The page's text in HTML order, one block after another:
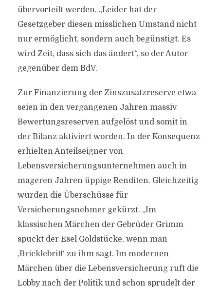
übervorteilt werden. „Leider hat der
Gesetzgeber diesen misslichen Umstand nicht
nur ermöglicht, sondern auch begünstigt. Es
wird Zeit, dass sich das ändert“, so der Autor
gegenüber dem BdV.
Zur Finanzierung der Zinszusatzreserve etwa
seien in den vergangenen Jahren massiv
Bewertungsreserven aufgelöst und somit in
der Bilanz aktiviert worden. In der Konsequenz
erhielten Anteilseigner von
Lebensversicherungsunternehmen auch in
mageren Jahren üppige Renditen. Gleichzeitig
wurden die Überschüsse für
Versicherungsnehmer gekürzt. „Im
klassischen Märchen der Gebrüder Grimm
spuckt der Esel Goldstücke, wenn man
,Bricklebrit!‘ zu ihm sagt. Im modernen
Märchen über die Lebensversicherung ruft die
Lobby nach der Politik und schon sprudelt der